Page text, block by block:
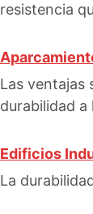
resistencia
Las
durabilidad a
Edificios
La